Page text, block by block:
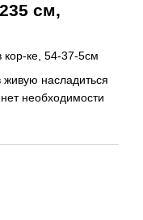
см,
кор-ке, 54-37-5см
живую насладиться
необходимости